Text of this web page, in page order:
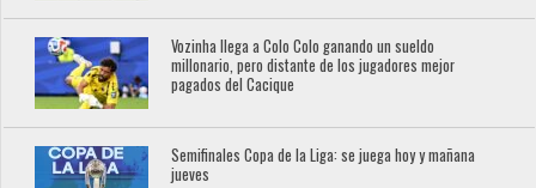
Vozinha llega a Colo Colo ganando un sueldo
millonario, pero distante de los jugadores mejor
pagados del Cacique
Semifinales Copa de la Liga: se juega hoy y mañana
jueves